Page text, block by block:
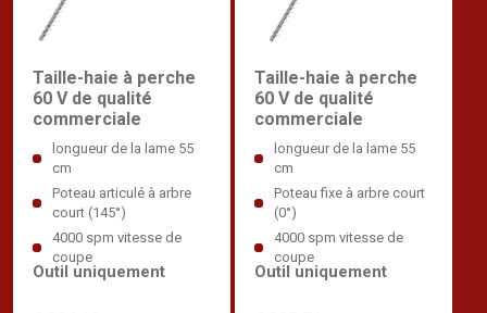
Taille-haie à perche
60 V de qualité
commerciale
longueur de la lame 55
cm
Poteau articulé à arbre
court (145°)
4000 spm vitesse de
coupe
Outil uniquement
Taille-haie à perche
60 V de qualité
commerciale
longueur de la lame 55
cm
Poteau fixe à arbre court
(0°)
4000 spm vitesse de
coupe
Outil uniquement